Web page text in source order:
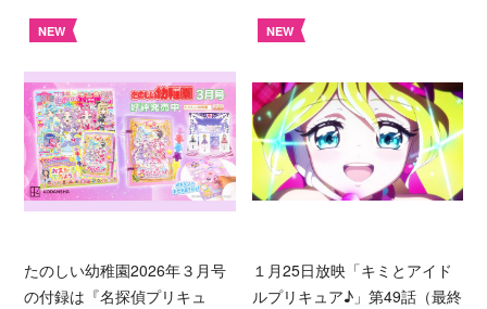
NEW
たのしい幼稚園2026年３月号
の付録は『名探偵プリキュ
NEW
１月25日放映「キミとアイド
ルプリキュア♪」第49話（最終